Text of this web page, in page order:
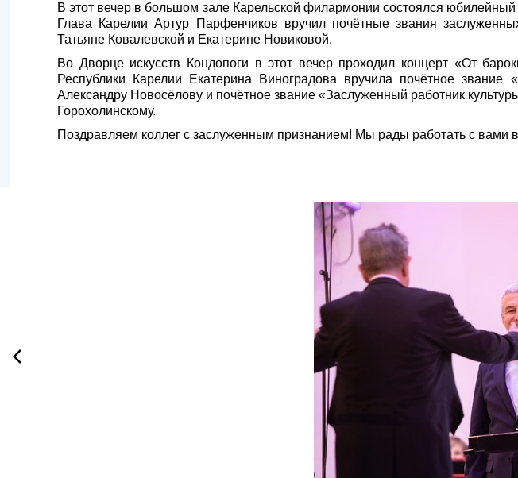
В этот вечер в большом зале Карельской филармонии состоялся
Глава Карелии Артур Парфенчиков вручил почётные звания
Татьяне Ковалевской и Екатерине Новиковой.
Во Дворце искусств Кондопоги в этот вечер проходил концерт «От
Республики Карелии Екатерина Виноградова вручила почётное звание
Александру Новосёлову и почётное звание «Заслуженный работник
Горохолинскому.
Поздравляем коллег с заслуженным признанием! Мы рады работать с вами